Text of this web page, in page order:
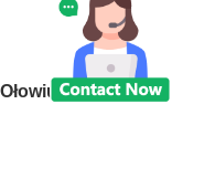
I Rtęci,